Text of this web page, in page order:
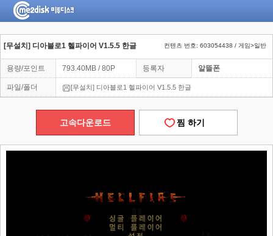
[무설치] 디아블로1 헬파이어 V1.5.5 한글 컨텐츠 번호: 603054438 / 게임>일반
용량/포인트 793.40MB / 80P 등록자 알뜰폰
파일/폴더 [무설치] 디아블로1 헬파이어 V1.5.5 한글
고속다운로드 찜 하기